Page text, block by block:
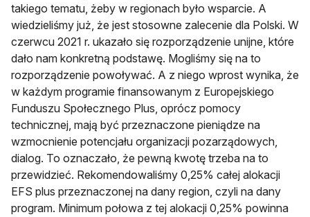
takiego tematu, żeby w regionach było wsparcie. A
wiedzieliśmy już, że jest stosowne zalecenie dla Polski. W
czerwcu 2021 r. ukazało się rozporządzenie unijne, które
dało nam konkretną podstawę. Mogliśmy się na to
rozporządzenie powoływać. A z niego wprost wynika, że
w każdym programie finansowanym z Europejskiego
Funduszu Społecznego Plus, oprócz pomocy
technicznej, mają być przeznaczone pieniądze na
wzmocnienie potencjału organizacji pozarządowych,
dialog. To oznaczało, że pewną kwotę trzeba na to
przewidzieć. Rekomendowaliśmy 0,25% całej alokacji
EFS plus przeznaczonej na dany region, czyli na dany
program. Minimum połowa z tej alokacji 0,25% powinna